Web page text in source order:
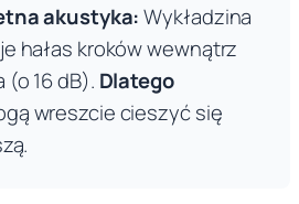
akustyka:Wykładzina
hałas kroków wewnątrz
16 dB). Dlatego
wreszcie cieszyć się